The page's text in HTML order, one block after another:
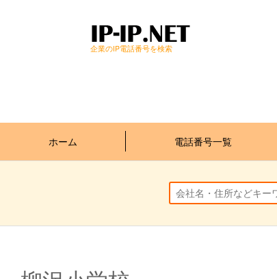
企業のIP電話番号を検索
ホーム 電話番号一覧